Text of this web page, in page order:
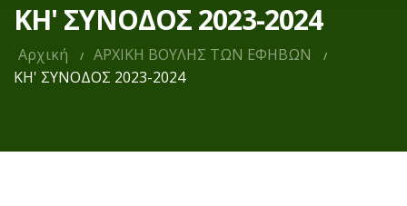
ΚΗ' ΣΥΝΟΔΟΣ 2023-2024
Αρχική
ΑΡΧΙΚΗ ΒΟΥΛΗΣ ΤΩΝ ΕΦΗΒΩΝ
ΚΗ' ΣΥΝΟΔΟΣ 2023-2024